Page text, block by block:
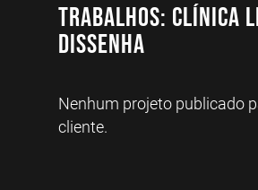
Trabalhos: Clínica
Dissenha
Nenhum projeto publicado
cliente.